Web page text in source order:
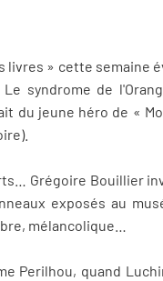
livres » cette semaine
syndrome de
jeune héro de «
Grégoire Bouillier
exposés au
mélancolique…
Perilhou, quand